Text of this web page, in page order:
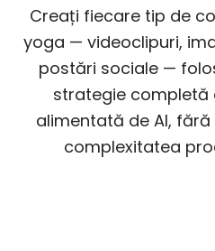
Creați fiecare tip de
yoga — videoclipuri,
postări sociale —
strategie completă
alimentată de AI,
complexitatea